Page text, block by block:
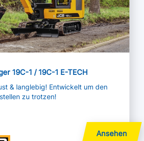
19C-1 / 19C-1 E-TECH
& langlebig! Entwickelt um den
zu trotzen!